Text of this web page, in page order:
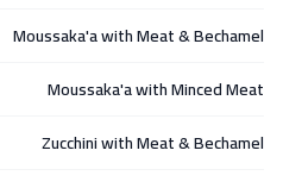
Moussaka'a with Meat & Bechamel
Moussaka'a with Minced Meat
Zucchini with Meat & Bechamel